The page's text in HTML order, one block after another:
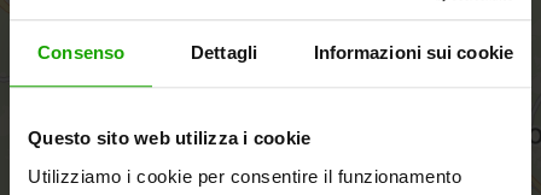
Consenso Dettagli Informazioni sui cookie
Questo sito web utilizza i cookie
Utilizziamo i cookie per consentire il funzionamento
−